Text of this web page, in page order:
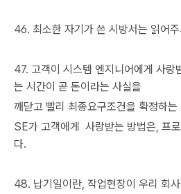
46. 최소한 자기가 쓴 시방서는 읽어
47. 고객이 시스템 엔지니어에게 사랑
는 시간이 곧 돈이라는 사실을
깨닫고 빨리 최종요구조건을 확정하는
SE가 고객에게 사랑받는 방법은, 프
다.
48. 납기일이란, 작업현장이 우리 회